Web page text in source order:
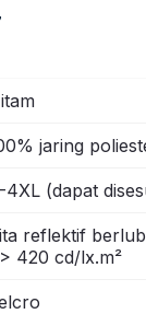
jaring
4XL (dapat
reflektif
420 cd/lx.m²